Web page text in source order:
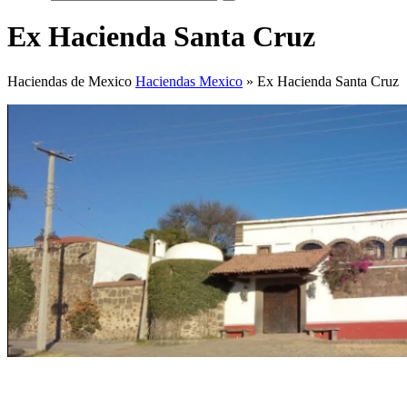
Ex Hacienda Santa Cruz
Haciendas de Mexico Haciendas Mexico » Ex Hacienda Santa Cruz